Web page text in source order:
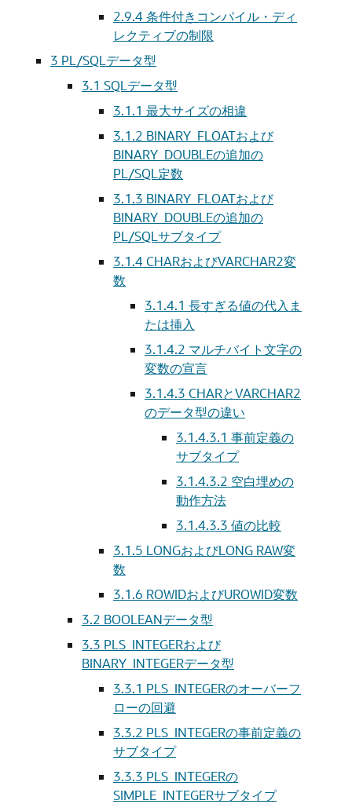
2.9.4条件付きコンパイル・ディ
レクティブの制限
3 PL/SQLデータ型
3.1 SQLデータ型
3.1.1 最大サイズの相違
3.1.2 BINARY_FLOATおよび
BINARY_DOUBLEの追加の
PL/SQL定数
3.1.3 BINARY_FLOATおよび
BINARY_DOUBLEの追加の
PL/SQLサブタイプ
3.1.4CHARおよびVARCHAR2変
数
3.1.4.1 長すぎる値の代入ま
たは挿入
3.1.4.2 マルチバイト文字の
変数の宣言
3.1.4.3 CHARとVARCHAR2
のデータ型の違い
3.1.4.3.1 事前定義の
サブタイプ
3.1.4.3.2 空白埋めの
動作方法
3.1.4.3.3 値の比較
3.1.5 LONGおよびLONG RAW変
数
3.1.6 ROWIDおよびUROWID変数
3.2 BOOLEANデータ型
3.3 PLS_INTEGERおよび
BINARY_INTEGERデータ型
3.3.1 PLS_INTEGERのオーバーフ
ローの回避
3.3.2 PLS_INTEGERの事前定義の
サブタイプ
3.3.3 PLS_INTEGERの
SIMPLE_INTEGERサブタイプ